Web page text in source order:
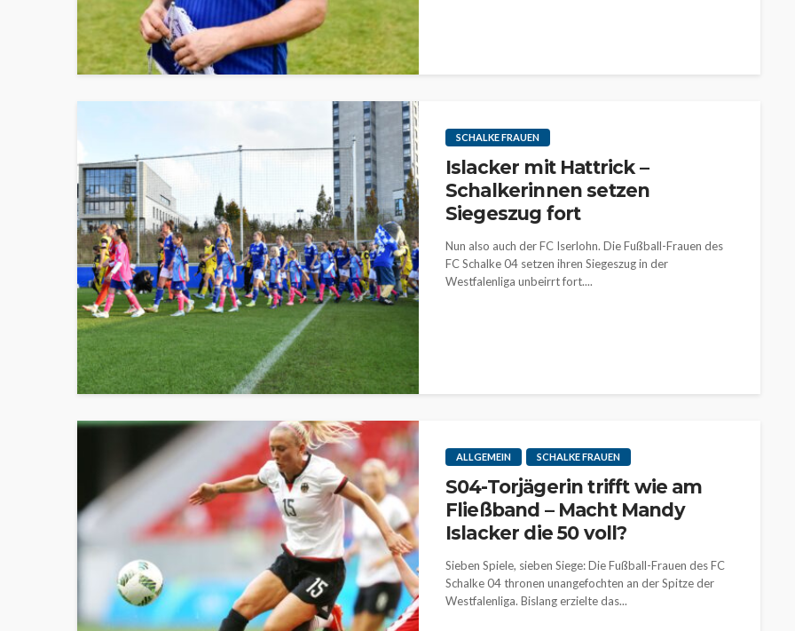
SCHALKE FRAUEN
Islacker mit Hattrick –
Schalkerinnen setzen
Siegeszug fort
Nun also auch der FC Iserlohn. Die Fußball-Frauen des
FC Schalke 04 setzen ihren Siegeszug in der
Westfalenliga unbeirrt fort....
ALLGEMEIN SCHALKE FRAUEN
S04-Torjägerin trifft wie am
Fließband – Macht Mandy
Islacker die 50 voll?
Sieben Spiele, sieben Siege: Die Fußball-Frauen des FC
Schalke 04 thronen unangefochten an der Spitze der
Westfalenliga. Bislang erzielte das...